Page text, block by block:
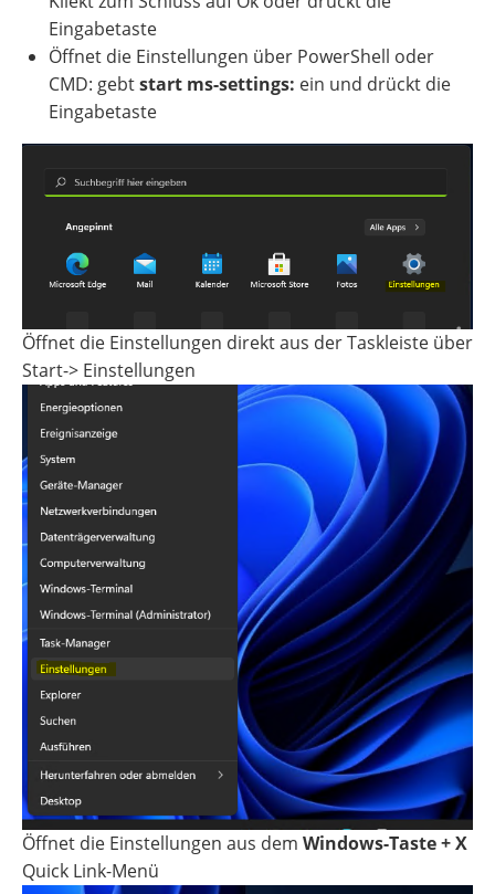
Eingabetaste
Öffnet die Einstellungen über PowerShell oder
CMD: gebtstart ms-settings: ein und drückt die
Eingabetaste
Öffnet die Einstellungen direkt aus der Taskleiste über
Start-> Einstellungen
Öffnet die Einstellungen aus dem Windows-Taste + X
Quick Link-Menü